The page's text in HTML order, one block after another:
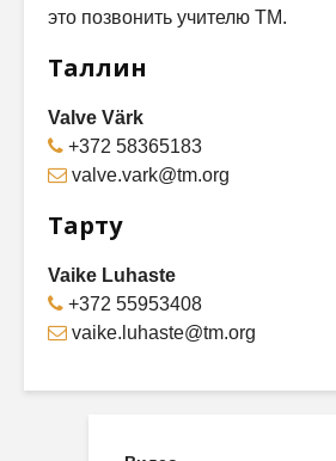
это позвонить учителю ТМ.
Таллин
Valve Värk
+372 58365183
valve.vark@tm.org
Тарту
Vaike Luhaste
+372 55953408
vaike.luhaste@tm.org